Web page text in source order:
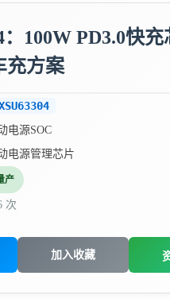
：100W PD3.0快
充方案
电源SOC
电源管理芯片
产
次
加入收藏